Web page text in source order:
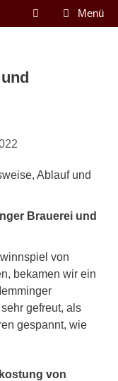
Menü
Brauerei und
von
bekamen wir ein
gefreut, als
gespannt, wie
von